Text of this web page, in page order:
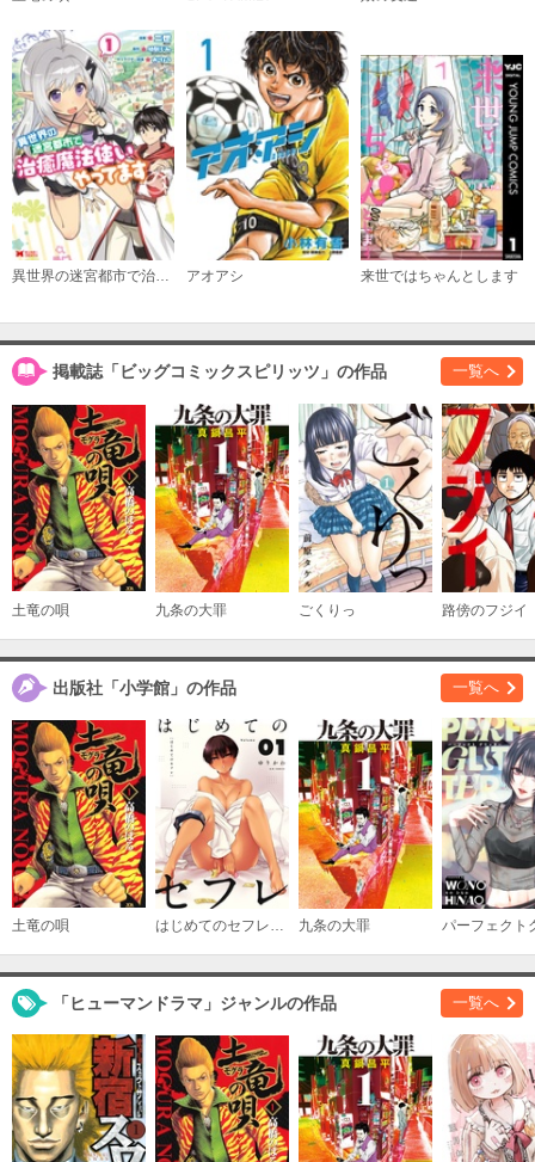
（１０）
必要ポイント：690
購入する
（１１）
必要ポイント：690
購入する
（１２）
必要ポイント： 690
購入する
（１３）
必要ポイント：690
購入する
（１４）
購入する
（１５）
必要ポイント： 690
購入する
（１６）
必要ポイント： 690
購入する
（１７）
必要ポイント：690
購入する
（１８）
異世界の迷宮都市で治癒魔法使いやってます（コミック） アオアシ 来世ではちゃんとします
掲載誌「ビッグコミックスピリッツ」の作品 一覧へ
土竜の唄 九条の大罪 ごくりっ 路傍のフジイ
出版社「小学館」の作品 一覧へ
土竜の唄 はじめてのセフレ【単話】 九条の大罪
「ヒューマンドラマ」ジャンルの作品 一覧へ